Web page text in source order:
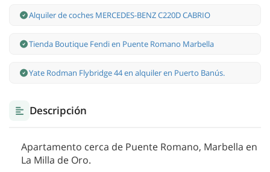
Alquiler de coches MERCEDES-BENZ C220D CABRIO
Tienda Boutique Fendi en Puente Romano Marbella
Yate Rodman Flybridge 44 en alquiler en Puerto Banús.
Descripción
Apartamento cerca de Puente Romano, Marbella en
La Milla de Oro.